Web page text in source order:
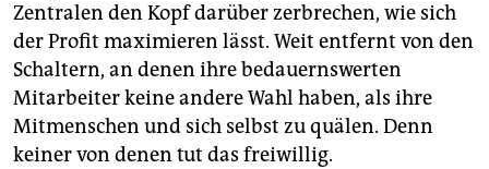
Zentralen den Kopf darüber zerbrechen, wie sich
der Profit maximieren lässt. Weit entfernt von den
Schaltern, an denen ihre bedauernswerten
Mitarbeiter keine andere Wahl haben, als ihre
Mitmenschen und sich selbst zu quälen. Denn
keiner von denen tut das freiwillig.